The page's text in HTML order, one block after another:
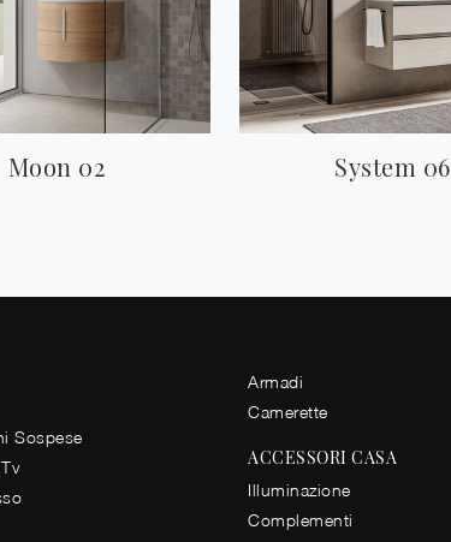
Moon 02 System 06
Sospese
Armadi
Camerette
ACCESSORI CASA
Illuminazione
Complementi